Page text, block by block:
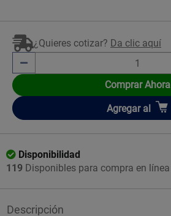
¿Quieres cotizar? Da clic aquí
Comprar Ahora
Añadir
Agregar al
Disponibilidad
119 Disponibles para compra en línea
Descripción